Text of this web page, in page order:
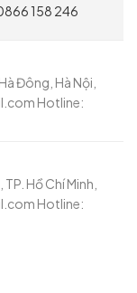
158 246
Đông, Hà Nội,
Hotline:
Hồ Chí Minh,
Hotline: